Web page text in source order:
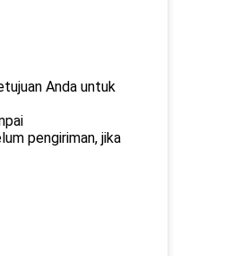
Anda untuk
pengiriman, jika